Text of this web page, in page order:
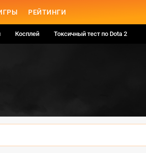
РЕЙТИНГИ
Косплей Токсичный тест по Dota 2